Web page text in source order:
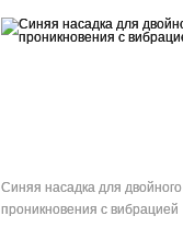
Синяя насадка для двойного
проникновения с вибрацией